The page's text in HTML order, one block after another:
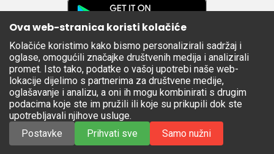
Apple
Store
Ova web-stranica koristi kolačiće
Kolačiće koristimo kako bismo personalizirali sadržaj i
oglase, omogućili značajke društvenih medija i analizirali
promet. Isto tako, podatke o vašoj upotrebi naše web-
lokacije dijelimo s partnerima za društvene medije,
oglašavanje i analizu, a oni ih mogu kombinirati s drugim
podacima koje ste im pružili ili koje su prikupili dok ste
upotrebljavali njihove usluge.
Postavke
Prihvati sve Samo nužni